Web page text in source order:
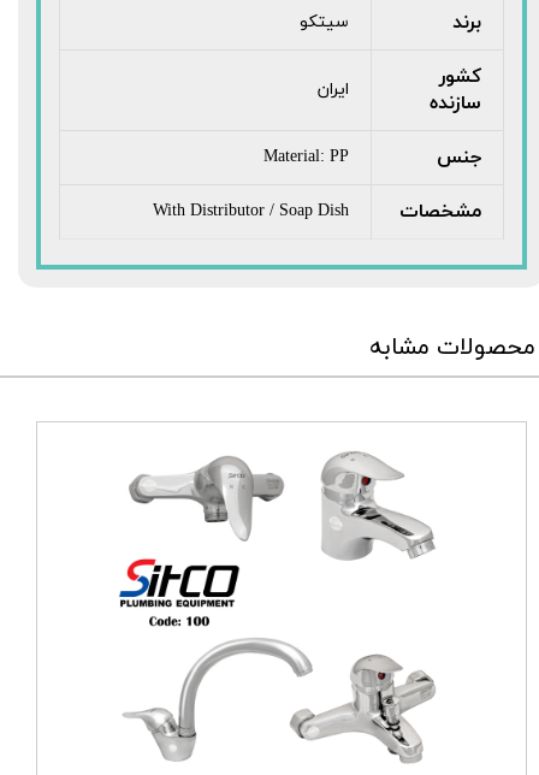
برند سیتکو
کشور
سازنده
ایران
جنس Material: PP
مشخصات With Distributor / Soap Dish
محصولات مشابه